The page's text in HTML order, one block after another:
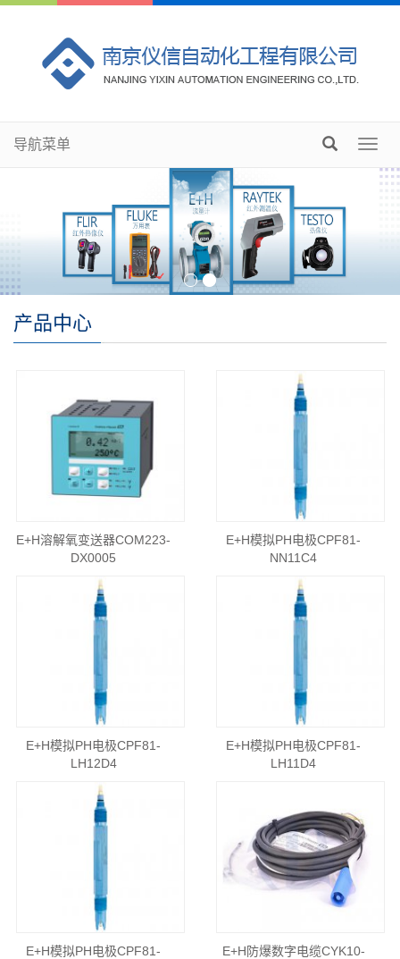
导航菜单
产品中心
E+H溶解氧变送器COM223-
DX0005
E+H模拟PH电极CPF81-
NN11C4
E+H模拟PH电极CPF81-
LH12D4
E+H模拟PH电极CPF81-
LH11D4
E+H模拟PH电极CPF81-
E+H防爆数字电缆CYK10-